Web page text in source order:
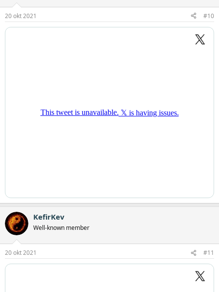
20 okt 2021 #10
KefirKev
Well-known member
20 okt 2021 #11